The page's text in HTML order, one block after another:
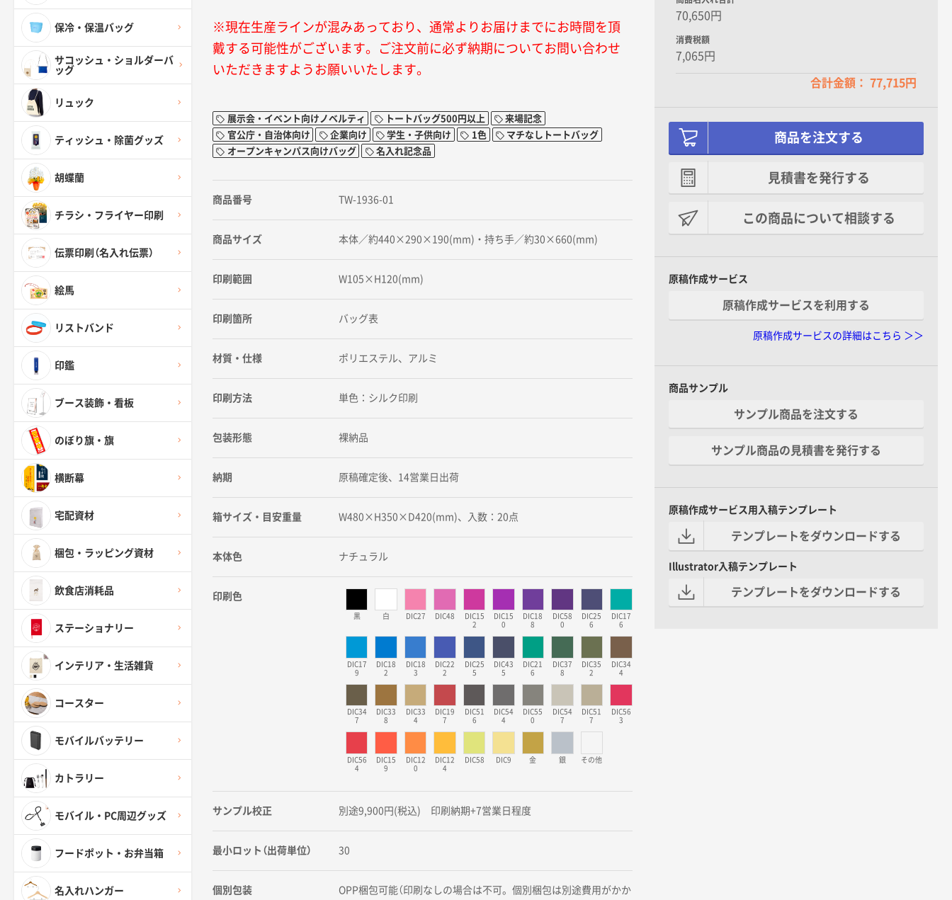
保冷・保温バッグ
サコッシュ・ショルダーバ
ッグ
リュック
ティッシュ・除菌グッズ
胡蝶蘭
チラシ・フライヤー印刷
伝票印刷（名入れ伝票）
絵馬
リストバンド
印鑑
ブース装飾・看板
のぼり旗・旗
横断幕
宅配資材
梱包・ラッピング資材
飲食店消耗品
ステーショナリー
インテリア・生活雑貨
コースター
モバイルバッテリー
カトラリー
モバイル・PC周辺グッズ
フードポット・お弁当箱
名入れハンガー
70,650円
消費税額
7,065円
合計金額： 77,715円
商品を注文する
見積書を発行する
この商品について相談する
原稿作成サービス
原稿作成サービスを利用する
原稿作成サービスの詳細はこちら ＞＞
商品サンプル
サンプル商品を注文する
サンプル商品の見積書を発行する
原稿作成サービス用入稿テンプレート
テンプレートをダウンロードする
Illustrator入稿テンプレート
テンプレートをダウンロードする
※現在生産ラインが混みあっており、通常よりお届けまでにお時間を頂
戴する可能性がございます。ご注文前に必ず納期についてお問い合わせ
いただきますようお願いいたします。
展示会・イベント向けノベルティ トートバッグ500円以上
来場記念
官公庁・自治体向け
企業向け 学生・子供向け 1色
マチなしトートバッグ
オープンキャンパス向けバッグ
名入れ記念品
商品番号 TW-1936-01
商品サイズ 本体／約440×290×190(mm)・持ち手／約30×660(mm)
印刷範囲 W105×H120(mm)
印刷箇所 バッグ表
材質・仕様 ポリエステル、アルミ
印刷方法 単色：シルク印刷
包装形態 裸納品
納期 原稿確定後、14営業日出荷
箱サイズ・目安重量 W480×H350×D420(mm)、入数：20点
本体色 ナチュラル
印刷色
黒 白 DIC27 DIC48
DIC15
2
DIC15
0
DIC18
8
DIC58
0
DIC25
6
DIC17
6
DIC17
9
DIC18
2
DIC18
3
DIC22
2
DIC25
5
DIC43
5
DIC21
6
DIC37
8
DIC35
2
DIC34
4
DIC34
7
DIC33
8
DIC33
4
DIC19
7
DIC51
6
DIC54
4
DIC55
0
DIC54
7
DIC51
7
DIC56
3
DIC56
4
DIC15
9
DIC12
0
DIC12
4
DIC58 DIC9 金 銀 その他
サンプル校正 別途9,900円(税込) 印刷納期+7営業日程度
最小ロット（出荷単位） 30
個別包装
OPP梱包可能（印刷なしの場合は不可。個別梱包は別途費用がかか